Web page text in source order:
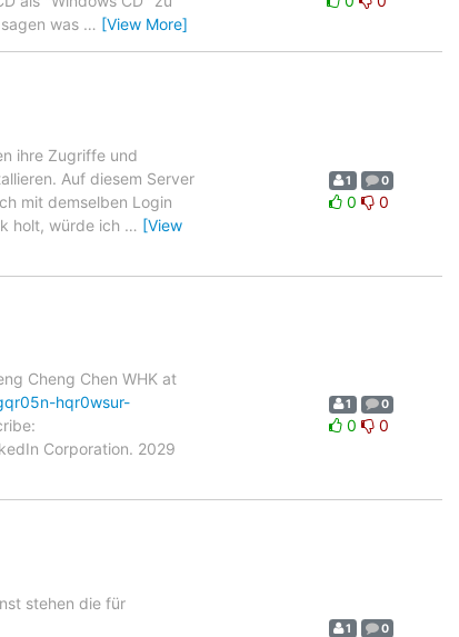
was … [View More]
ihre Zugriffe und
Auf diesem Server
mit demselben Login
holt, würde ich … [View
1 0
0 0
Cheng Chen WHK at
hqr0wsur-
Corporation. 2029
1 0
0 0
stehen die für
1 0